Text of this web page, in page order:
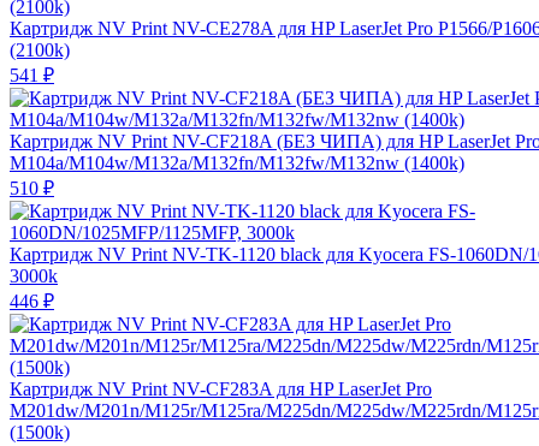
Картридж NV Print NV-CE278A для HP LaserJet Pro P1566/
(2100k)
541 ₽
Картридж NV Print NV-CF218A (БЕЗ ЧИПА) для HP LaserJet
M104a/M104w/M132a/M132fn/M132fw/M132nw (1400k)
510 ₽
Картридж NV Print NV-TK-1120 black для Kyocera FS-1060DN/
3000k
446 ₽
Картридж NV Print NV-CF283A для HP LaserJet Pro
M201dw/M201n/M125r/M125ra/M225dn/M225dw/M225rdn/
(1500k)